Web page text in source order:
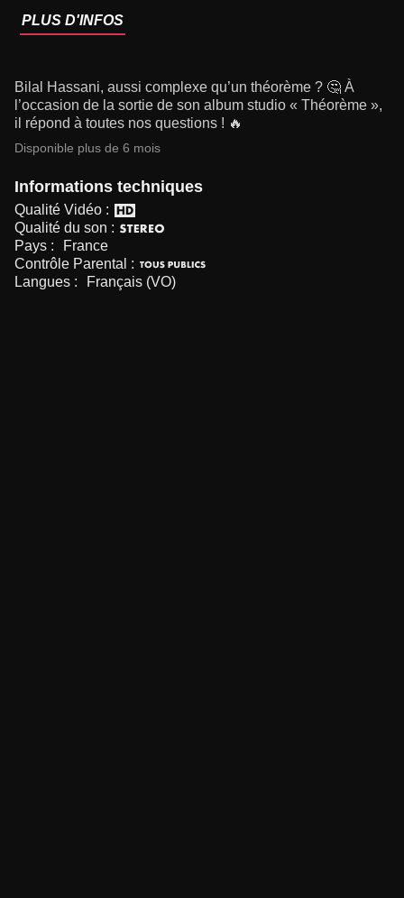
PLUS D'INFOS
Bilal Hassani, aussi complexe qu’un théorème ? 🤔 À
l’occasion de la sortie de son album studio « Théorème »,
il répond à toutes nos questions ! 🔥
Disponible plus de 6 mois
Informations techniques
Qualité Vidéo :
Qualité du son :
Pays :
France
Contrôle Parental :
Langues :
Français (VO)